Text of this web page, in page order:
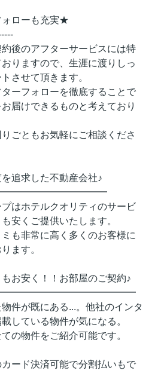
ローも充実★
後のアフターサービスには特
りますので、生涯に渡りしっ
させて頂きます。
ーフォローを徹底することで
届けできるものと考えており
ごともお気軽にご相談くださ
追求した不動産会社♪
はホテルクオリティのサービ
安くご提供いたします。
も非常に高く多くのお客様に
ます。
お安く！！お部屋のご契約♪
件が既にある...。他社のインタ
している物件が気になる。
の物件をご紹介可能です。
ード決済可能で分割払いもで